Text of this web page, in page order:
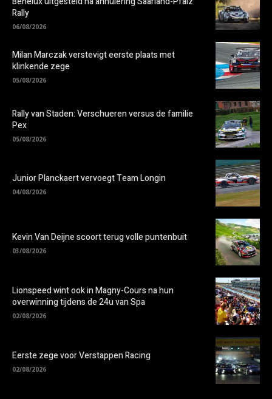
Rally
06/08/2026
Milan Marczak verstevigt eerste plaats met
klinkende zege
05/08/2026
Rally van Staden: Verschueren versus de familie
Pex
05/08/2026
Junior Planckaert vervoegt Team Longin
04/08/2026
Kevin Van Deijne scoort terug volle puntenbuit
03/08/2026
Lionspeed wint ook in Magny-Cours na hun
overwinning tijdens de 24u van Spa
02/08/2026
Eerste zege voor Verstappen Racing
02/08/2026